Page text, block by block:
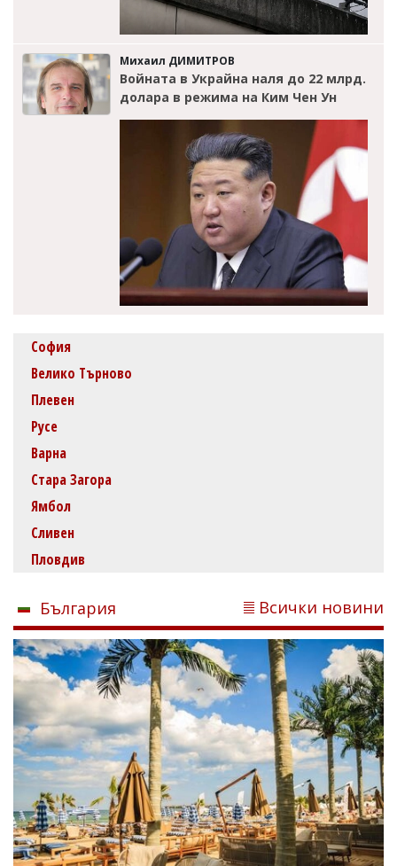
Михаил ДИМИТРОВ
Войната в Украйна наля до 22 млрд.
долара в режима на Ким Чен Ун
София
Велико Търново
Плевен
Русе
Варна
Стара Загора
Ямбол
Сливен
Пловдив
България Всички новини